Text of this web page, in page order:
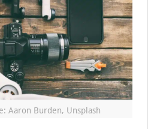
Aaron Burden, Unsplash